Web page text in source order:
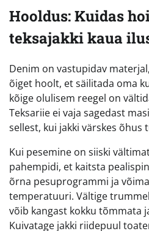
Hooldus: Kuidas
teksajakki kaua
Denim on vastupidav
õiget hoolt, et säilitada oma
kõige olulisem reegel on
Teksariie ei vaja sagedast
sellest, kui jakki värskes õhus
Kui pesemine on siiski
pahempidi, et kaitsta
õrna pesuprogrammi ja
temperatuuri. Vältige
võib kangast kokku tõmmata
Kuivatage jakki riidepuul